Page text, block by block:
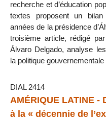
recherche et d’éducation
textes proposent un
années de la présidence
troisième article, rédigé
Álvaro Delgado, analyse
la politique
DIAL 2414
AMÉRIQUE LATINE -
à la « décennie de